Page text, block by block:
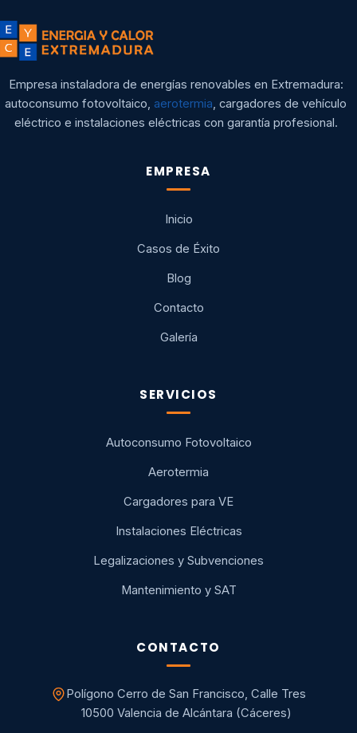
Empresa instaladora de energías renovables en Extremadura:
autoconsumo fotovoltaico,aerotermia, cargadores de vehículo
eléctrico e instalaciones eléctricas con garantía profesional.
EMPRESA
Inicio
Casos de Éxito
Blog
Contacto
Galería
SERVICIOS
Autoconsumo Fotovoltaico
Aerotermia
Cargadores para VE
Instalaciones Eléctricas
Legalizaciones y Subvenciones
Mantenimiento y SAT
CONTACTO
Polígono Cerro de San Francisco, Calle Tres
10500 Valencia de Alcántara (Cáceres)